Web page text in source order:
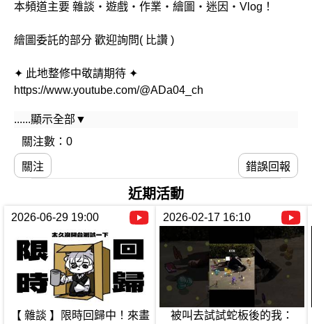
本頻道主要 雜談・遊戲・作業・繪圖・迷因・Vlog！
繪圖委託的部分 歡迎詢問( 比讚 )
✦ 此地整修中敬請期待 ✦
https://www.youtube.com/@ADa04_ch
----------- ◈ 綠界抖內 ◈ -----------
▻ https://p.ecpay.com.tw/6380D84
-----------【基本活動内容】-----------
VLOG /ゲーム実況 /雑談 /お絵描き/料理 /小廢片
----------- ✧語言 ✧ -----------
中文/English/越南語(讀寫X)
----------- ◇ 發片資訊 ◇ -----------
▻ 超不定期發片(´･ω･`)
▻ 不定期開台 ,詳情開台時間請洽推特
......顯示全部▼
關注數：0
關注 錯誤回報
近期活動
2026-06-29 19:00
【 雜談 】限時回歸中！來畫
2026-02-17 16:10
被叫去試試蛇板後的我：